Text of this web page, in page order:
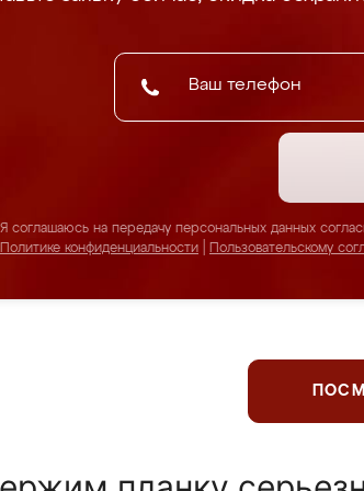
Я соглашаюсь на передачу персональных данных
Политике конфиденциальности
Пользовательскому